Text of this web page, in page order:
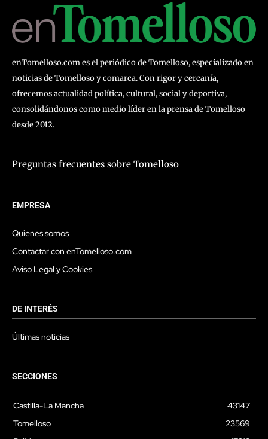
enTomelloso.com es el periódico de Tomelloso, especializado en
noticias de Tomelloso y comarca. Con rigor y cercanía,
ofrecemos actualidad política, cultural, social y deportiva,
consolidándonos como medio líder en la prensa de Tomelloso
desde 2012.
Preguntas frecuentes sobre Tomelloso
EMPRESA
Quienes somos
Contactar con enTomelloso.com
Aviso Legal y Cookies
DE INTERÉS
Últimas noticias
SECCIONES
Castilla-La Mancha
43147
Tomelloso
23569